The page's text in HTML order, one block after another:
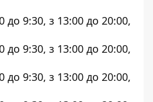
до 9:30, з 13:00 до 20:00,
до 9:30, з 13:00 до 20:00,
до 9:30, з 13:00 до 20:00,